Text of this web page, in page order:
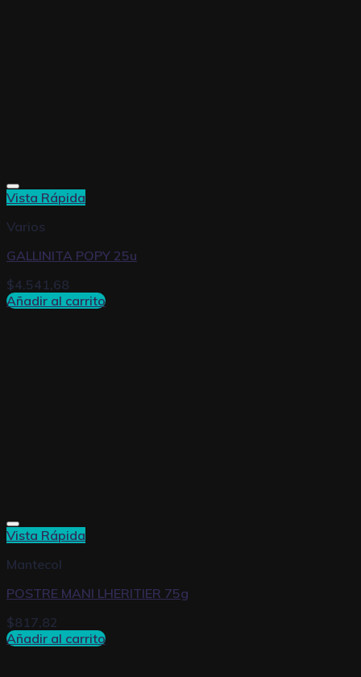
Vista Rápida
Varios
GALLINITA POPY 25u
$4.541,68
Añadir al carrito
Vista Rápida
Mantecol
POSTRE MANI LHERITIER 75g
$817,82
Añadir al carrito